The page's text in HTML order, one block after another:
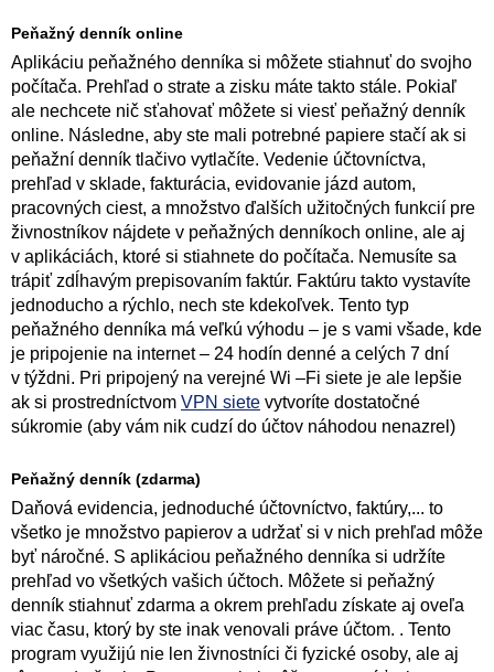
Peňažný denník online
Aplikáciu peňažného denníka si môžete stiahnuť do svojho
počítača. Prehľad o strate a zisku máte takto stále. Pokiaľ
ale nechcete nič sťahovať môžete si viesť peňažný denník
online. Následne, aby ste mali potrebné papiere stačí ak si
peňažní denník tlačivo vytlačíte. Vedenie účtovníctva,
prehľad v sklade, fakturácia, evidovanie jázd autom,
pracovných ciest, a množstvo ďalších užitočných funkcií pre
živnostníkov nájdete v peňažných denníkoch online, ale aj
v aplikáciách, ktoré si stiahnete do počítača. Nemusíte sa
trápiť zdĺhavým prepisovaním faktúr. Faktúru takto vystavíte
jednoducho a rýchlo, nech ste kdekoľvek. Tento typ
peňažného denníka má veľkú výhodu – je s vami všade, kde
je pripojenie na internet – 24 hodín denné a celých 7 dní
v týždni. Pri pripojený na verejné Wi –Fi siete je ale lepšie
ak si prostredníctvom VPN siete vytvoríte dostatočné
súkromie (aby vám nik cudzí do účtov náhodou nenazrel)
Peňažný denník (zdarma)
Daňová evidencia, jednoduché účtovníctvo, faktúry,... to
všetko je množstvo papierov a udržať si v nich prehľad môže
byť náročné. S aplikáciou peňažného denníka si udržíte
prehľad vo všetkých vašich účtoch. Môžete si peňažný
denník stiahnuť zdarma a okrem prehľadu získate aj oveľa
viac času, ktorý by ste inak venovali práve účtom. . Tento
program využijú nie len živnostníci či fyzické osoby, ale aj